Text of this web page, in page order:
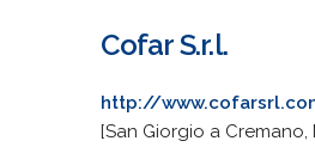
Cofar S.r.l.
http://
[San Giorgio a Cremano,